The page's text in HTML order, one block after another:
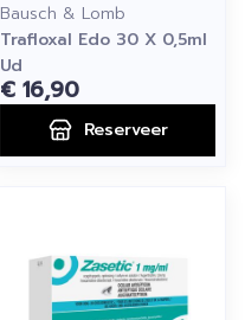
Bausch & Lomb
Trafloxal Edo 30 X 0,5ml
Ud
€ 16,90
Reserveer